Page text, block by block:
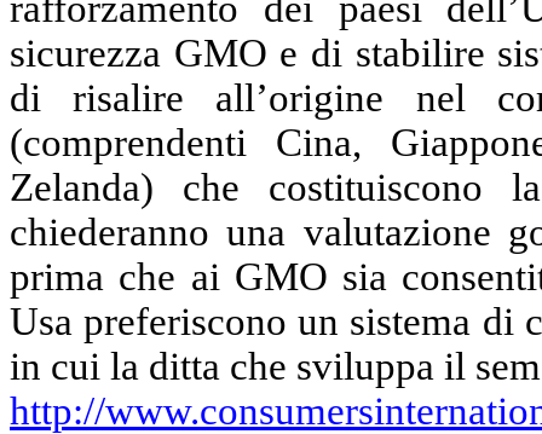
sicurezza GMO e di stabilire
di risalire all’origine nel
(comprendenti Cina,
Zelanda) che costituiscono
chiederanno una valutazione
prima che ai GMO sia
Usa preferiscono un sistema di
in cui la ditta che sviluppa il
http://